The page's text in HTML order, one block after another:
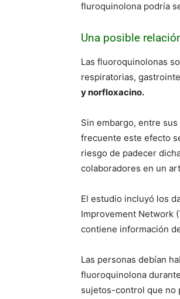
fluroquinolona podría
Una posible
Las fluoroquinolonas
respiratorias,
y norfloxacino.
Sin embargo, entre
frecuente este efecto
riesgo de padecer
colaboradores en un
El estudio incluyó los
Improvement Network
contiene información
Las personas debían
fluoroquinolona
sujetos-control que no